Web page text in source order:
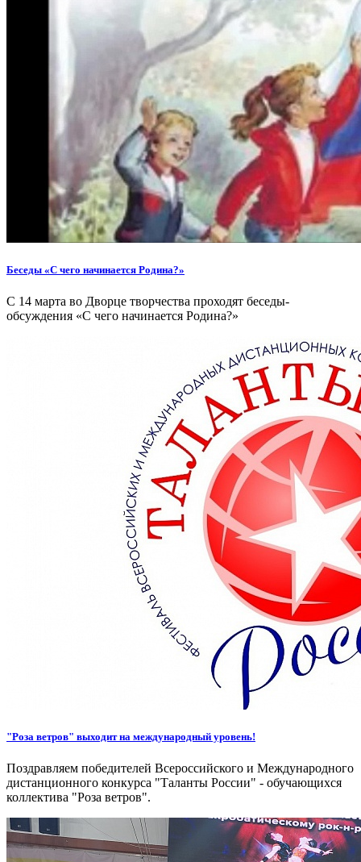
Беседы «С чего начинается Родина?»
С 14 марта во Дворце творчества проходят беседы-
обсуждения «С чего начинается Родина?»
"Роза ветров" выходит на международный уровень!
Поздравляем победителей Всероссийского и Международного
дистанционного конкурса "Таланты России" - обучающихся
коллектива "Роза ветров".